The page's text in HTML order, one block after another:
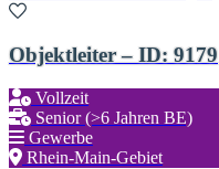
Objektleiter – ID: 9179
Vollzeit
Senior (>6 Jahren BE)
Gewerbe
Rhein-Main-Gebiet